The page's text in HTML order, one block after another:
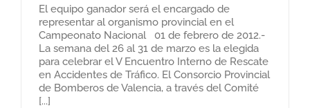
El equipo ganador será el encargado de
representar al organismo provincial en el
Campeonato Nacional 01 de febrero de 2012.-
La semana del 26 al 31 de marzo es la elegida
para celebrar el V Encuentro Interno de Rescate
en Accidentes de Tráfico. El Consorcio Provincial
de Bomberos de Valencia, a través del Comité
[...]